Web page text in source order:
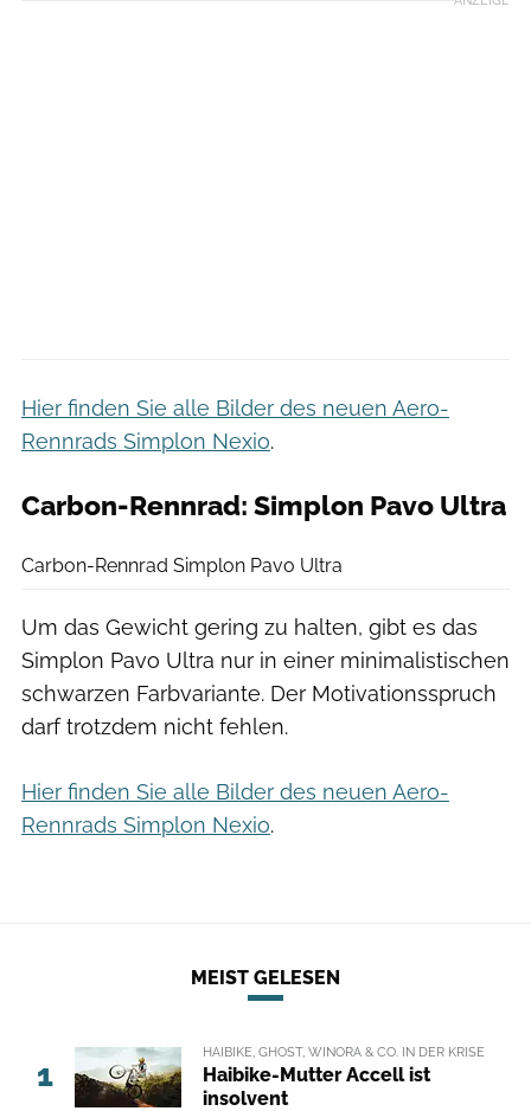
Hier finden Sie alle Bilder des neuen Aero-
Rennrads Simplon Nexio.
Carbon-Rennrad: Simplon Pavo Ultra
Carbon-Rennrad Simplon Pavo Ultra
Um das Gewicht gering zu halten, gibt es das
Simplon Pavo Ultra nur in einer minimalistischen
schwarzen Farbvariante. Der Motivationsspruch
darf trotzdem nicht fehlen.
Hier finden Sie alle Bilder des neuen Aero-
Rennrads Simplon Nexio.
MEIST GELESEN
1
HAIBIKE, GHOST, WINORA & CO. IN DER KRISE
Haibike-Mutter Accell ist
insolvent